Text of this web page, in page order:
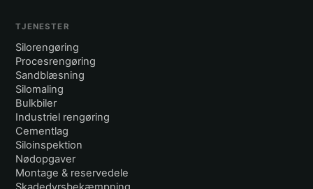
TJENESTER
Silorengøring
Procesrengøring
Sandblæsning
Silomaling
Bulkbiler
Industriel rengøring
Cementlag
Siloinspektion
Nødopgaver
Montage & reservedele